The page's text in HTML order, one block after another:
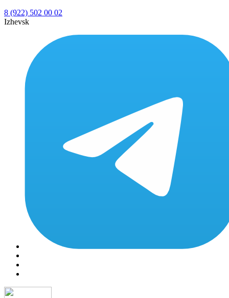
8 (922) 502 00 02
Izhevsk